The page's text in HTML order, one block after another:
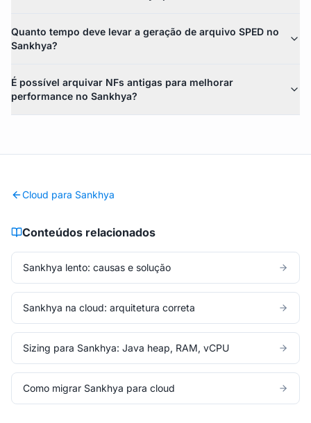
Quanto tempo deve levar a geração de arquivo SPED no
Sankhya?
É possível arquivar NFs antigas para melhorar
performance no Sankhya?
Cloud para Sankhya
Conteúdos relacionados
Sankhya lento: causas e solução
Sankhya na cloud: arquitetura correta
Sizing para Sankhya: Java heap, RAM, vCPU
Como migrar Sankhya para cloud